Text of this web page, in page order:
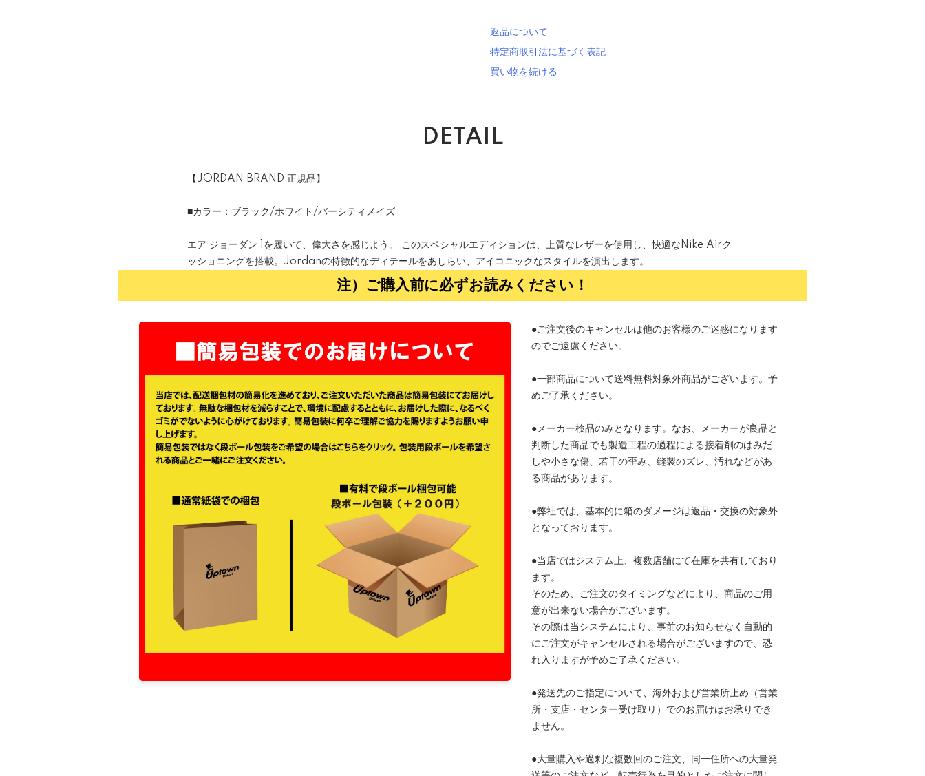
返品について
特定商取引法に基づく表記
買い物を続ける
DETAIL
【JORDAN BRAND 正規品】
■カラー：ブラック/ホワイト/バーシティメイズ
エア ジョーダン 1を履いて、偉大さを感じよう。 このスペシャルエディションは、上質なレザーを使用し、快適なNike Airク
ッショニングを搭載。Jordanの特徴的なディテールをあしらい、アイコニックなスタイルを演出します。
注）ご購入前に必ずお読みください！
●ご注文後のキャンセルは他のお客様のご迷惑になります
のでご遠慮ください。
●一部商品について送料無料対象外商品がございます。予
めご了承ください。
●メーカー検品のみとなります。なお、メーカーが良品と
判断した商品でも製造工程の過程による接着剤のはみだ
しや小さな傷、若干の歪み、縫製のズレ、汚れなどがあ
る商品があります。
●弊社では、基本的に箱のダメージは返品・交換の対象外
となっております。
●当店ではシステム上、複数店舗にて在庫を共有しており
ます。
そのため、ご注文のタイミングなどにより、商品のご用
意が出来ない場合がございます。
その際は当システムにより、事前のお知らせなく自動的
にご注文がキャンセルされる場合がございますので、恐
れ入りますが予めご了承ください。
●発送先のご指定について、海外および営業所止め（営業
所・支店・センター受け取り）でのお届けはお承りでき
ません。
●大量購入や過剰な複数回のご注文、同一住所への大量発